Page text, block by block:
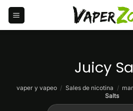
Saltar
contenido
Juicy
vaper y vapeo / Sales de nicotina /
Salts